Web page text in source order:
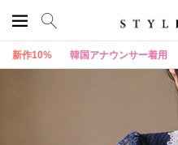
新作10% 韓国アナウンサー着用